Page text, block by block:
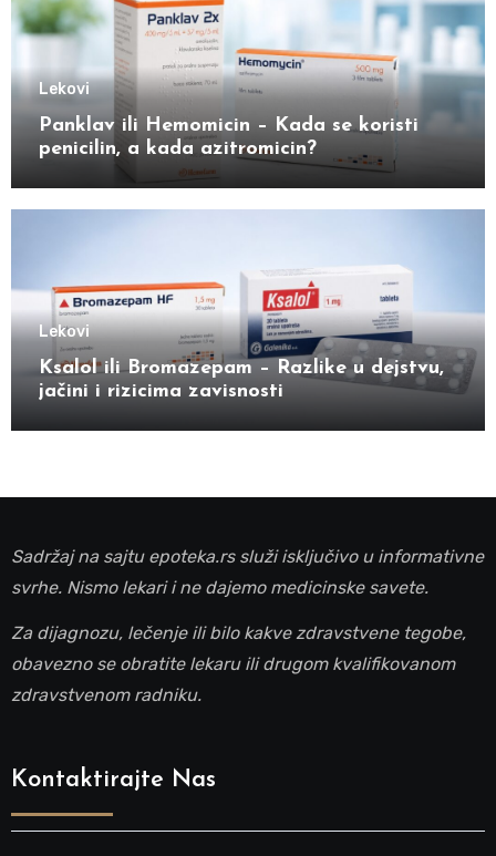
Lekovi
Panklav ili Hemomicin – Kada se koristi
penicilin, a kada azitromicin?
Lekovi
Ksalol ili Bromazepam – Razlike u dejstvu,
jačini i rizicima zavisnosti
Sadržaj na sajtu epoteka.rs služi isključivo u informativne
svrhe. Nismo lekari i ne dajemo medicinske savete.
Za dijagnozu, lečenje ili bilo kakve zdravstvene tegobe,
obavezno se obratite lekaru ili drugom kvalifikovanom
zdravstvenom radniku.
Kontaktirajte Nas